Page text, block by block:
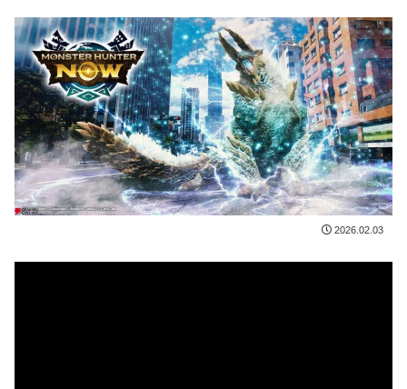
2026.02.03